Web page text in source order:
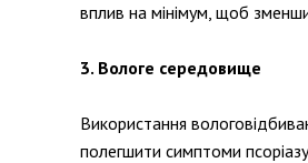
вплив на мінімум, щоб
3. Вологе середовище
Використання
полегшити симптоми